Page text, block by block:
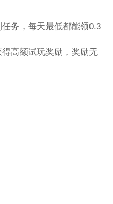
务，每天最低都能领0.3
高额试玩奖励，奖励无